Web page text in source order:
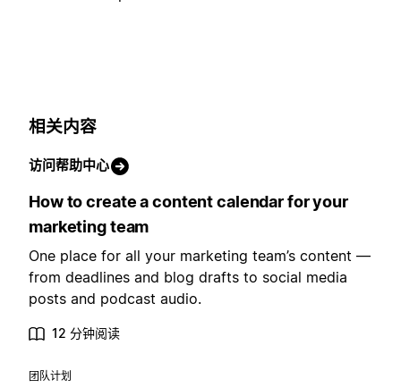
相关内容
访问帮助中心
How to create a content calendar for your
marketing team
One place for all your marketing team’s content —
from deadlines and blog drafts to social media
posts and podcast audio.
12 分钟阅读
团队计划